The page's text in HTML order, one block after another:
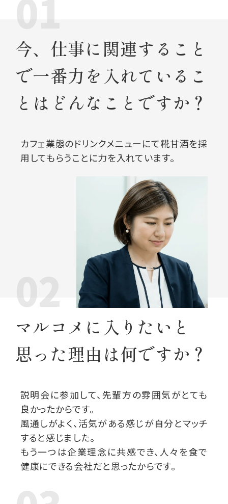
01
今、仕事に関連すること
で一番力を入れているこ
とはどんなことですか？
カフェ業態のドリンクメニューにて糀甘酒を採
用してもらうことに力を入れています。
02
マルコメに入りたいと
思った理由は何ですか？
説明会に参加して、先輩方の雰囲気がとても
良かったからです。
風通しがよく、活気がある感じが自分とマッチ
すると感じました。
もう一つは企業理念に共感でき、人々を食で
健康にできる会社だと思ったからです。